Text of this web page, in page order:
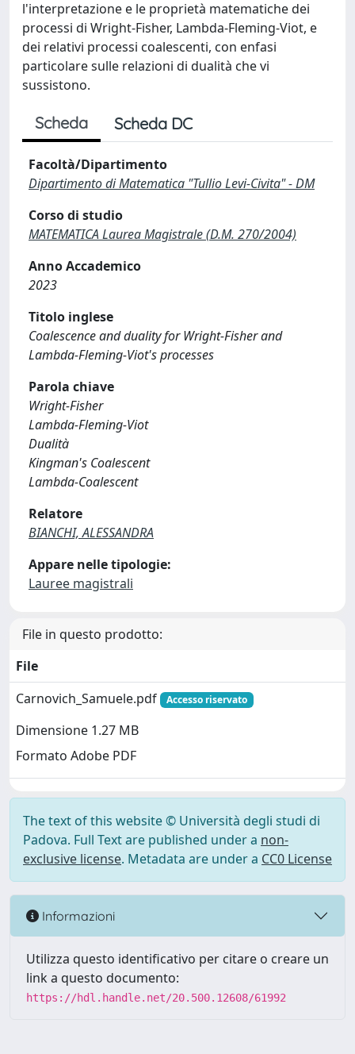
l'interpretazione e le proprietà matematiche dei
processi di Wright-Fisher, Lambda-Fleming-Viot, e
dei relativi processi coalescenti, con enfasi
particolare sulle relazioni di dualità che vi
sussistono.
Scheda Scheda DC
Facoltà/Dipartimento
Dipartimento di Matematica "Tullio Levi-Civita" - DM
Corso di studio
MATEMATICA Laurea Magistrale (D.M. 270/2004)
Anno Accademico
2023
Titolo inglese
Coalescence and duality for Wright-Fisher and
Lambda-Fleming-Viot's processes
Parola chiave
Wright-Fisher
Lambda-Fleming-Viot
Dualità
Kingman's Coalescent
Lambda-Coalescent
Relatore
BIANCHI, ALESSANDRA
Appare nelle tipologie:
Lauree magistrali
File in questo prodotto:
File
Carnovich_Samuele.pdf
Accesso riservato
Dimensione 1.27 MB
Formato Adobe PDF
The text of this website © Università degli studi di
Padova. Full Text are published under a non-
exclusive license. Metadata are under a CC0 License
Informazioni
Utilizza questo identificativo per citare o creare un
link a questo documento:
https://hdl.handle.net/20.500.12608/61992